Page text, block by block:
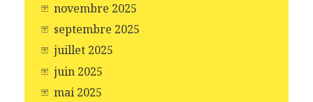
novembre 2025
septembre 2025
juillet 2025
juin 2025
mai 2025